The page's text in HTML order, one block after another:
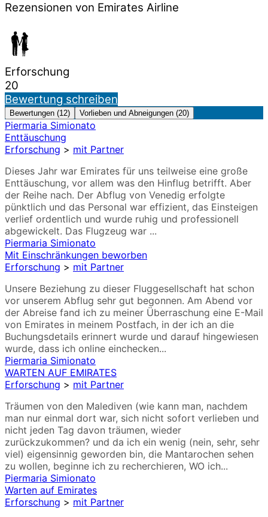
Rezensionen von Emirates Airline
Erforschung
20
Bewertung schreiben
Bewertungen (12) Vorlieben und Abneigungen (20)
Piermaria Simionato
Enttäuschung
Erforschung > mit Partner
Dieses Jahr war Emirates für uns teilweise eine große
Enttäuschung, vor allem was den Hinflug betrifft. Aber
der Reihe nach. Der Abflug von Venedig erfolgte
pünktlich und das Personal war effizient, das Einsteigen
verlief ordentlich und wurde ruhig und professionell
abgewickelt. Das Flugzeug war ...
Piermaria Simionato
Mit Einschränkungen beworben
Erforschung > mit Partner
Unsere Beziehung zu dieser Fluggesellschaft hat schon
vor unserem Abflug sehr gut begonnen. Am Abend vor
der Abreise fand ich zu meiner Überraschung eine E-Mail
von Emirates in meinem Postfach, in der ich an die
Buchungsdetails erinnert wurde und darauf hingewiesen
wurde, dass ich online einchecken...
Piermaria Simionato
WARTEN AUF EMIRATES
Erforschung > mit Partner
Träumen von den Malediven (wie kann man, nachdem
man nur einmal dort war, sich nicht sofort verlieben und
nicht jeden Tag davon träumen, wieder
zurückzukommen? und da ich ein wenig (nein, sehr, sehr
viel) eigensinnig geworden bin, die Mantarochen sehen
zu wollen, beginne ich zu recherchieren, WO ich...
Piermaria Simionato
Warten auf Emirates
Erforschung > mit Partner